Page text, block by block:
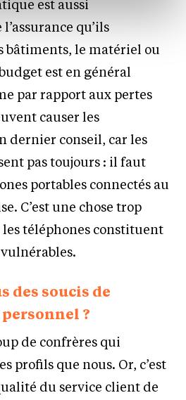
personnelles.
est aussi
qu’ils
bâtiments, le matériel ou
est en général
par rapport aux pertes
causer les
dernier conseil, car les
pas toujours : il faut
portables connectés au
C’est une chose trop
téléphones constituent
des soucis de
?
de confrères qui
profils que nous. Or, c’est
du service client de